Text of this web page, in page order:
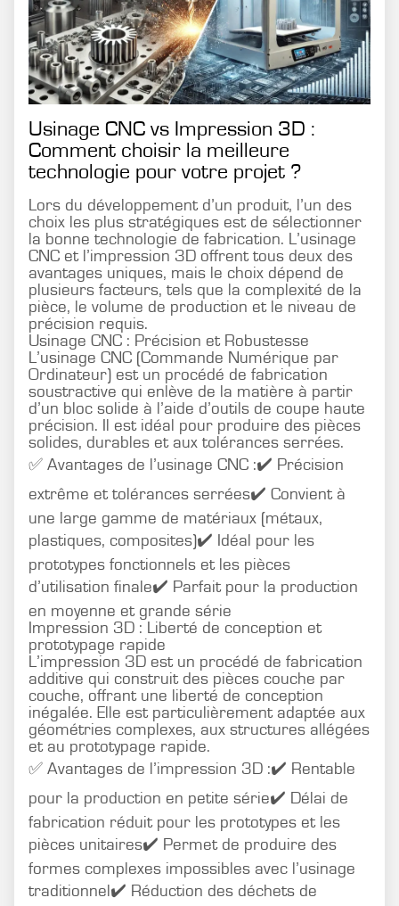
Usinage CNC vs Impression 3D :
Comment choisir la meilleure
technologie pour votre projet ?
Lors du développement d’un produit, l’un des
choix les plus stratégiques est de sélectionner
la bonne technologie de fabrication. L’usinage
CNC et l’impression 3D offrent tous deux des
avantages uniques, mais le choix dépend de
plusieurs facteurs, tels que la complexité de la
pièce, le volume de production et le niveau de
précision requis.
Usinage CNC : Précision et Robustesse
L’usinage CNC (Commande Numérique par
Ordinateur) est un procédé de fabrication
soustractive qui enlève de la matière à partir
d’un bloc solide à l’aide d’outils de coupe haute
précision. Il est idéal pour produire des pièces
solides, durables et aux tolérances serrées.
✅ Avantages de l’usinage CNC :✔️ Précision
extrême et tolérances serrées✔️ Convient à
une large gamme de matériaux (métaux,
plastiques, composites)✔️ Idéal pour les
prototypes fonctionnels et les pièces
d’utilisation finale✔️ Parfait pour la production
en moyenne et grande série
Impression 3D : Liberté de conception et
prototypage rapide
L’impression 3D est un procédé de fabrication
additive qui construit des pièces couche par
couche, offrant une liberté de conception
inégalée. Elle est particulièrement adaptée aux
géométries complexes, aux structures allégées
et au prototypage rapide.
✅ Avantages de l’impression 3D :✔️ Rentable
pour la production en petite série✔️ Délai de
fabrication réduit pour les prototypes et les
pièces unitaires✔️ Permet de produire des
formes complexes impossibles avec l’usinage
traditionnel✔️ Réduction des déchets de